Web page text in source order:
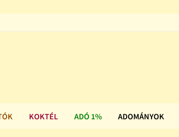
KOKTÉL ADÓ 1% ADOMÁNYOK